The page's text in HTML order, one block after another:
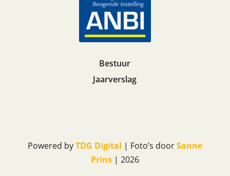
Bestuur
Jaarverslag
Powered byTDG Digital | Foto’s doorSanne
Prins| 2026